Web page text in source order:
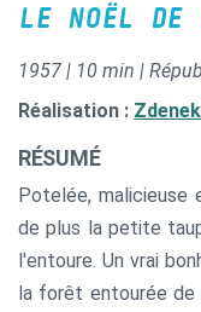
LE NOËL DE
1957 | 10 min |
Réalisation :
RÉSUMÉ
Potelée, malicieuse
de plus la petite
l'entoure. Un vrai
la forêt entourée de